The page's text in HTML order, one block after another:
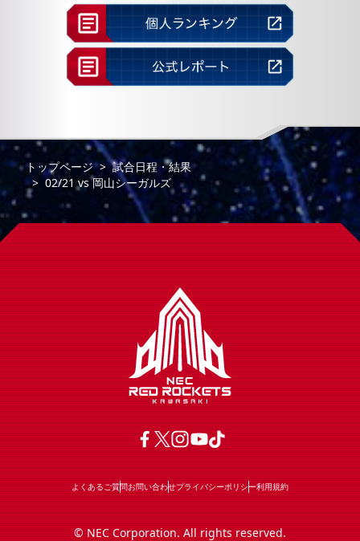
トップページ
試合日程・結果
02/21 vs岡山シーガルズ
よくあるご質問お問い合わせプライバシーポリシー利用規約
© NEC Corporation. All rights reserved.